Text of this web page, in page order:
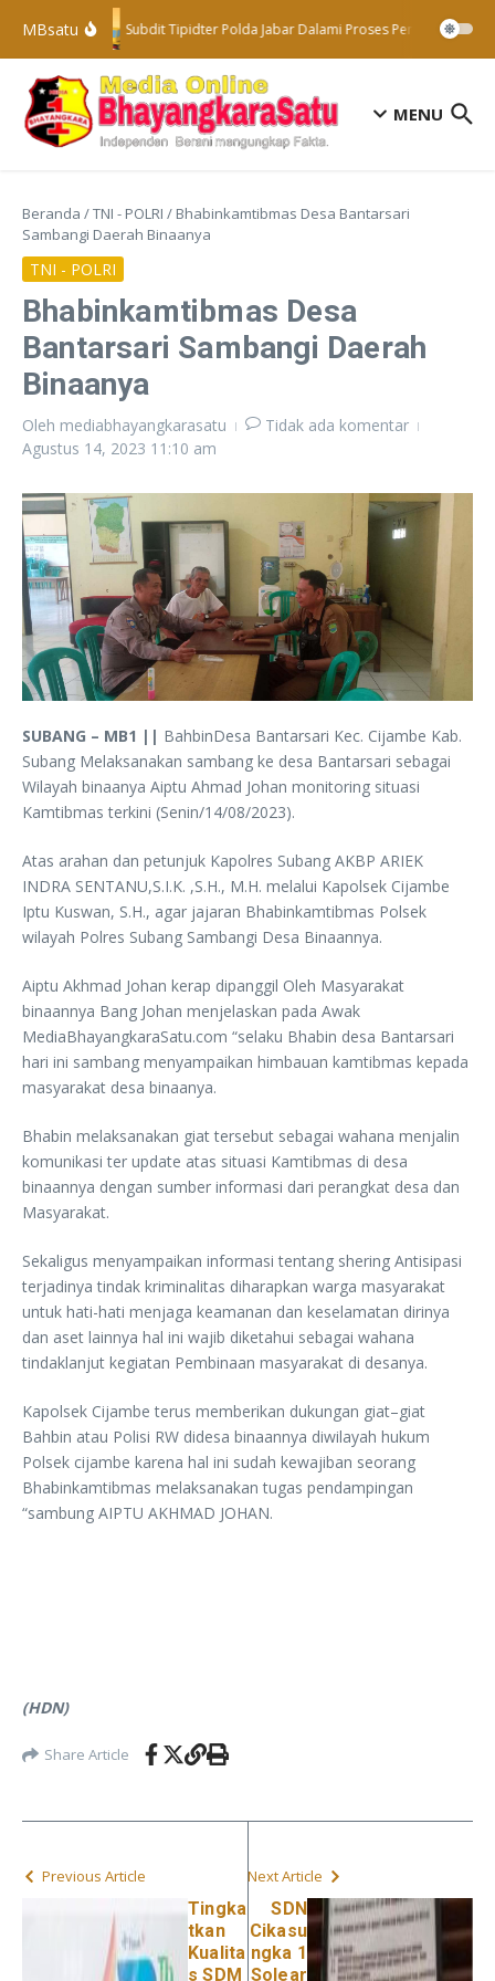
Lewati ke konten
MBsatu
Subdit Tipidter Polda Jabar Dalami Proses Penyelidikan
MENU
Beranda /TNI - POLRI / Bhabinkamtibmas Desa Bantarsari
Sambangi Daerah Binaanya
TNI - POLRI
Bhabinkamtibmas Desa
Bantarsari Sambangi Daerah
Binaanya
Oleh mediabhayangkarasatu
Tidak ada komentar
Agustus 14, 2023 11:10 am
SUBANG – MB1 || BahbinDesa Bantarsari Kec. Cijambe Kab.
Subang Melaksanakan sambang ke desa Bantarsari sebagai
Wilayah binaanya Aiptu Ahmad Johan monitoring situasi
Kamtibmas terkini (Senin/14/08/2023).
Atas arahan dan petunjuk Kapolres Subang AKBP ARIEK
INDRA SENTANU,S.I.K. ,S.H., M.H. melalui Kapolsek Cijambe
Iptu Kuswan, S.H., agar jajaran Bhabinkamtibmas Polsek
wilayah Polres Subang Sambangi Desa Binaannya.
Aiptu Akhmad Johan kerap dipanggil Oleh Masyarakat
binaannya Bang Johan menjelaskan pada Awak
MediaBhayangkaraSatu.com “selaku Bhabin desa Bantarsari
hari ini sambang menyampaikan himbauan kamtibmas kepada
masyarakat desa binaanya.
Bhabin melaksanakan giat tersebut sebagai wahana menjalin
komunikasi ter update atas situasi Kamtibmas di desa
binaannya dengan sumber informasi dari perangkat desa dan
Masyarakat.
Sekaligus menyampaikan informasi tentang shering Antisipasi
terjadinya tindak kriminalitas diharapkan warga masyarakat
untuk hati-hati menjaga keamanan dan keselamatan dirinya
dan aset lainnya hal ini wajib diketahui sebagai wahana
tindaklanjut kegiatan Pembinaan masyarakat di desanya.
Kapolsek Cijambe terus memberikan dukungan giat–giat
Bahbin atau Polisi RW didesa binaannya diwilayah hukum
Polsek cijambe karena hal ini sudah kewajiban seorang
Bhabinkamtibmas melaksanakan tugas pendampingan
“sambung AIPTU AKHMAD JOHAN.
(HDN)
Share Article
Previous Article
Tingka
tkan
Kualita
s SDM
Next Article
SDN
Cikasu
ngka 1
Solear